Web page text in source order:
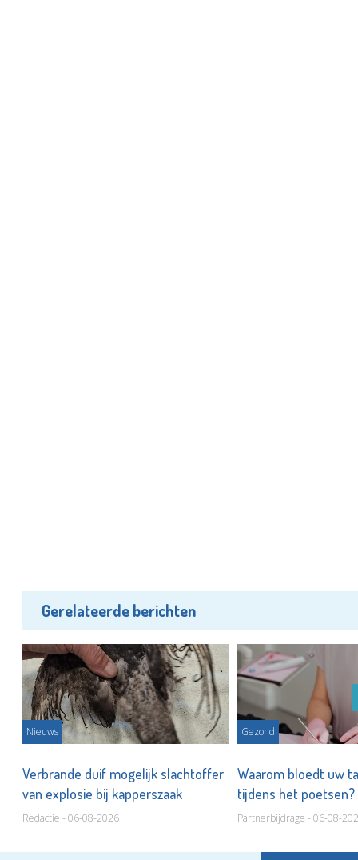
Gerelateerde berichten
Nieuws
Verbrande duif mogelijk slachtoffer
van explosie bij kapperszaak
Redactie - 06-08-2026
Gezond
Waarom bloedt uw
tijdens het poetsen?
Partnerbijdrage - 06-08-